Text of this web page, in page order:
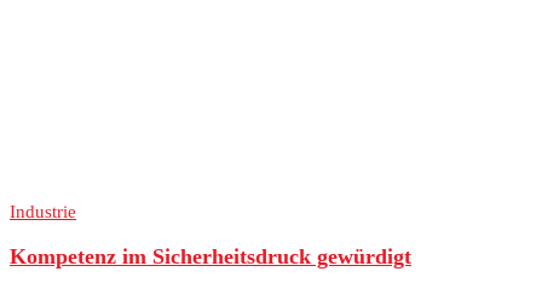
Industrie
Kompetenz im Sicherheitsdruck gewürdigt